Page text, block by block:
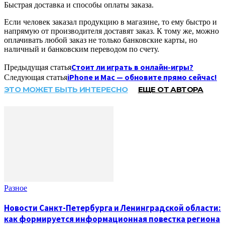
Быстрая доставка и способы оплаты заказа.
Если человек заказал продукцию в магазине, то ему быстро и
напрямую от производителя доставят заказ. К тому же, можно
оплачивать любой заказ не только банковские карты, но
наличный и банковским переводом по счету.
Предыдущая статьяСтоит ли играть в онлайн-игры?
Следующая статьяiPhone и Mac — обновите прямо сейчас!
ЭТО МОЖЕТ БЫТЬ ИНТЕРЕСНО ЕЩЕ ОТ АВТОРА
Разное
Новости Санкт-Петербурга и Ленинградской области:
как формируется информационная повестка региона